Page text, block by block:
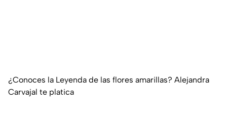
¿Conoces la Leyenda de las flores amarillas? Alejandra
Carvajal te platica